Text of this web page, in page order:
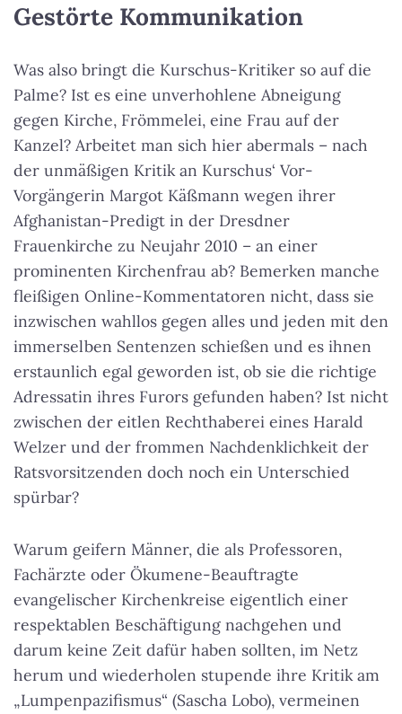
Gestörte Kommunikation
Was also bringt die Kurschus-Kritiker so auf die
Palme? Ist es eine unverhohlene Abneigung
gegen Kirche, Frömmelei, eine Frau auf der
Kanzel? Arbeitet man sich hier abermals – nach
der unmäßigen Kritik an Kurschus‘ Vor-
Vorgängerin Margot Käßmann wegen ihrer
Afghanistan-Predigt in der Dresdner
Frauenkirche zu Neujahr 2010 – an einer
prominenten Kirchenfrau ab? Bemerken manche
fleißigen Online-Kommentatoren nicht, dass sie
inzwischen wahllos gegen alles und jeden mit den
immerselben Sentenzen schießen und es ihnen
erstaunlich egal geworden ist, ob sie die richtige
Adressatin ihres Furors gefunden haben? Ist nicht
zwischen der eitlen Rechthaberei eines Harald
Welzer und der frommen Nachdenklichkeit der
Ratsvorsitzenden doch noch ein Unterschied
spürbar?
Warum geifern Männer, die als Professoren,
Fachärzte oder Ökumene-Beauftragte
evangelischer Kirchenkreise eigentlich einer
respektablen Beschäftigung nachgehen und
darum keine Zeit dafür haben sollten, im Netz
herum und wiederholen stupende ihre Kritik am
„Lumpenpazifismus“ (Sascha Lobo), vermeinen